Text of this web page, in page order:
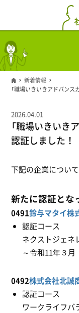
新着情報
「職場いきいきアドバンス
2026.04.01
「職場いきいき
認証しました！
下記の企業につい
新たに認証とな
0491鈴与マタイ株
認証コース
ネクストジェ
～令和11年３月
0492株式会社北誠
認証コース
ワークライフ